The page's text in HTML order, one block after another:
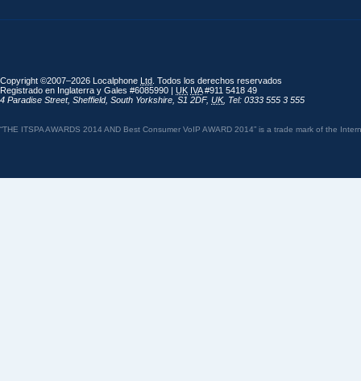
Copyright ©2007–2026 Localphone Ltd . Todos los derechos reservados
Registrado en Inglaterra y Gales #6085990 | UK IVA#911 5418 49
4 Paradise Street, Sheffield, South Yorkshire S1 2DF, UK, Tel: 0333 555 3 555
“THE ITSPA AWARDS 2014 AND Best Consumer VoIP AWARD 2014” is a trade mark of the